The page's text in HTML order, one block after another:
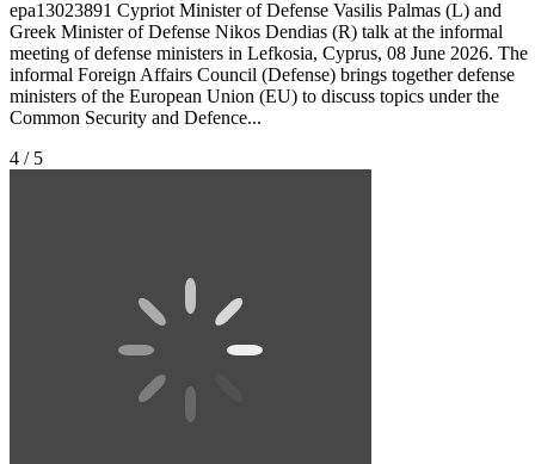
epa13023891 Cypriot Minister of Defense Vasilis Palmas (L) and
Greek Minister of Defense Nikos Dendias (R) talk at the informal
meeting of defense ministers in Lefkosia, Cyprus, 08 June 2026. The
informal Foreign Affairs Council (Defense) brings together defense
ministers of the European Union (EU) to discuss topics under the
Common Security and Defence...
4 / 5